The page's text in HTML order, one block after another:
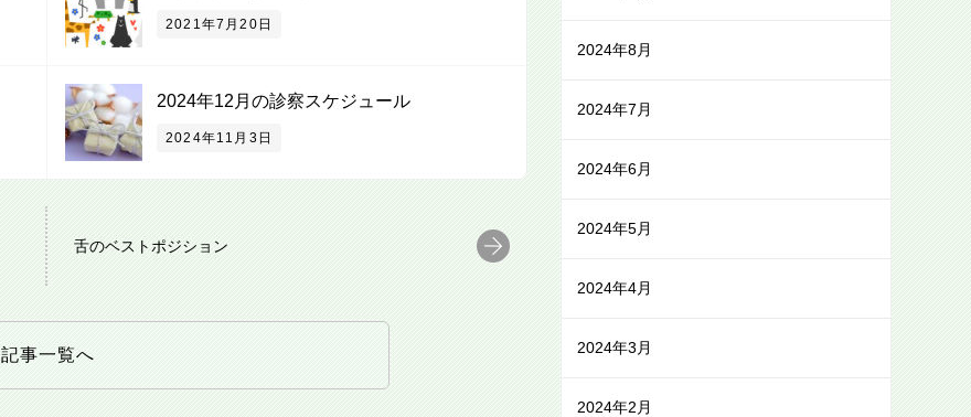
2021年7月20日
2024年12月の診察スケジュール
2024年11月3日
舌のベストポジション
記事一覧へ
2024年8月
2024年7月
2024年6月
2024年5月
2024年4月
2024年3月
2024年2月